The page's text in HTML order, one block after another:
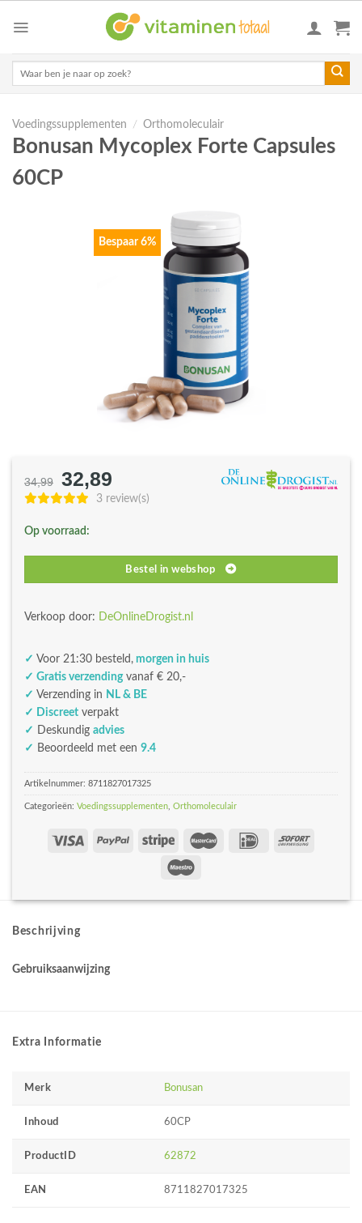
Voedingssupplementen / Orthomoleculair
Bonusan Mycoplex Forte Capsules
60CP
Bespaar 6%
34,99
Oorspronkelijke
prijs
€34,99.
32,89
prijs
3 review(s)
Op voorraad:
Bestel in webshop
Verkoop door: DeOnlineDrogist.nl
✓ Voor 21:30 besteld, morgen in huis
✓ Gratis verzendingvanaf € 20,-
✓ Verzending in NL & BE
✓ Discreet verpakt
✓ Deskundig advies
✓ Beoordeeld met een 9.4
Artikelnummer: 8711827017325
Categorieën: Voedingssupplementen, Orthomoleculair
Beschrijving
Gebruiksaanwijzing
Extra Informatie
Merk Bonusan
Inhoud 60CP
ProductID 62872
EAN 8711827017325